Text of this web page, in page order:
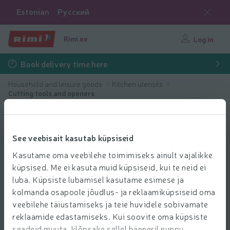
See veebisait kasutab küpsiseid
Kasutame oma veebilehe toimimiseks ainult vajalikke
küpsised. Me ei kasuta muid küpsiseid, kui te neid ei
luba. Küpsiste lubamisel kasutame esimese ja
kolmanda osapoole jõudlus- ja reklaamiküpsiseid oma
veebilehe täiustamiseks ja teie huvidele sobivamate
reklaamide edastamiseks. Kui soovite oma küpsiste
Estonian Русский
Rimi.ee Log in
Book delivery time here
Household and leisure goods
Kitchen utensils
Cutting tools and openers